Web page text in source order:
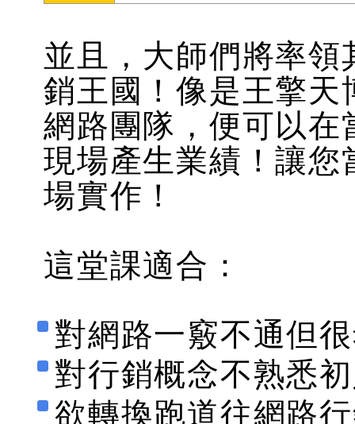
並且，大師們將率
銷王國！像是王擎
網路團隊，便可以
現場產生業績！讓
場實作！
這堂課適合：
對網路一竅不通但
對行銷概念不熟悉
欲轉換跑道往網路